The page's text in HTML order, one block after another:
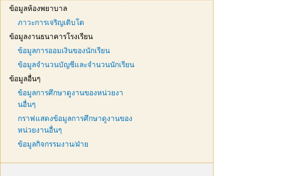
ข้อมูลห้องพยาบาล
ภาวะการเจริญเติบโต
ข้อมูลงานธนาคารโรงเรียน
ข้อมูลการออมเงินของนักเรียน
ข้อมูลจำนวนบัญชีและจำนวนนักเรียน
ข้อมูลอื่นๆ
ข้อมูลการศึกษาดูงานของหน่วยงา
นอื่นๆ
กราฟแสดงข้อมูลการศึกษาดูงานของ
หน่วยงานอื่นๆ
ข้อมูลกิจกรรมงาน/ฝ่าย